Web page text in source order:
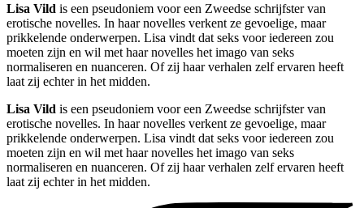
Lisa Vild is een pseudoniem voor een Zweedse schrijfster van
erotische novelles. In haar novelles verkent ze gevoelige, maar
prikkelende onderwerpen. Lisa vindt dat seks voor iedereen zou
moeten zijn en wil met haar novelles het imago van seks
normaliseren en nuanceren. Of zij haar verhalen zelf ervaren heeft
laat zij echter in het midden.
Lisa Vild is een pseudoniem voor een Zweedse schrijfster van
erotische novelles. In haar novelles verkent ze gevoelige, maar
prikkelende onderwerpen. Lisa vindt dat seks voor iedereen zou
moeten zijn en wil met haar novelles het imago van seks
normaliseren en nuanceren. Of zij haar verhalen zelf ervaren heeft
laat zij echter in het midden.